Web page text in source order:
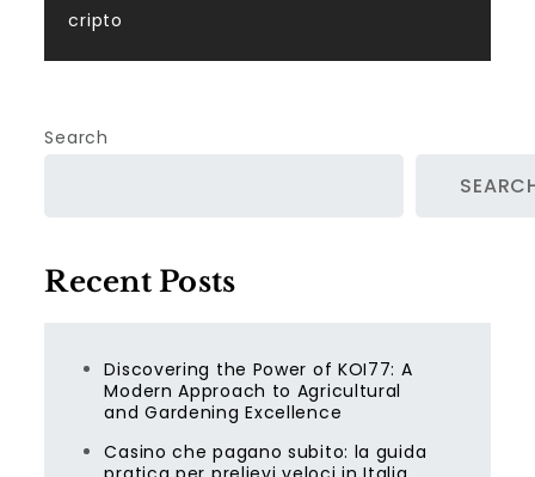
cripto
Search
Recent Posts
Discovering the Power of KOI77: A
Modern Approach to Agricultural
and Gardening Excellence
Casino che pagano subito: la guida